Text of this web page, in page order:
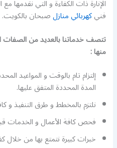
الإنارة ذات الكفاءة و التي نقدمها
فنيكهربائي منازلصبحان بالكويت.
تتصف خدماتنا بالعديد من الصفات
منها :
إلتزام تام بالوقت و المواعيد
المدة المحددة المتفق عليها.
نلتزم بالمخطط و طرق التنفيذ و
فحص كافة الأعمال و الخدمات
خبرات كبيرة نتمتع بها من خلال